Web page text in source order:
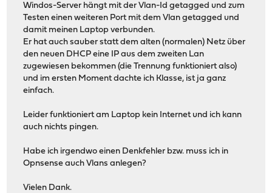
Windos-Server hängt mit der Vlan-Id getagged und zum
Testen einen weiteren Port mit dem Vlan getagged und
damit meinen Laptop verbunden.
Er hat auch sauber statt dem alten (normalen) Netz über
den neuen DHCP eine IP aus dem zweiten Lan
zugewiesen bekommen (die Trennung funktioniert also)
und im ersten Moment dachte ich Klasse, ist ja ganz
einfach.
Leider funktioniert am Laptop kein Internet und ich kann
auch nichts pingen.
Habe ich irgendwo einen Denkfehler bzw. muss ich in
Opnsense auch Vlans anlegen?
Vielen Dank.